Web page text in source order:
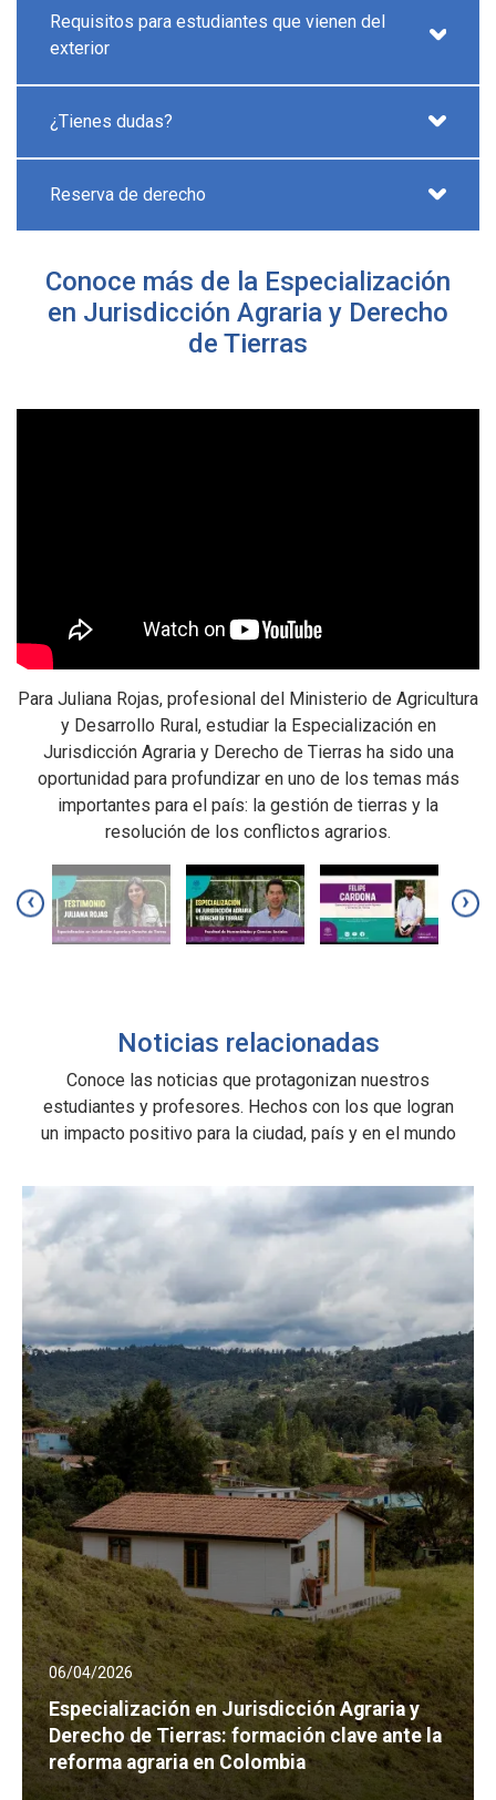
Requisitos para estudiantes que vienen del
exterior
¿Tienes dudas?
Reserva de derecho
Conoce más de la Especialización
en Jurisdicción Agraria y Derecho
de Tierras
Para Juliana Rojas, profesional del Ministerio de Agricultura
y Desarrollo Rural, estudiar la Especialización en
Jurisdicción Agraria y Derecho de Tierras ha sido una
oportunidad para profundizar en uno de los temas más
importantes para el país: la gestión de tierras y la
resolución de los conflictos agrarios.
‹ ›
Noticias relacionadas
Conoce las noticias que protagonizan nuestros
estudiantes y profesores. Hechos con los que logran
un impacto positivo para la ciudad, país y en el mundo
06/04/2026
Especialización en Jurisdicción Agraria y
Derecho de Tierras: formación clave ante la
reforma agraria en Colombia